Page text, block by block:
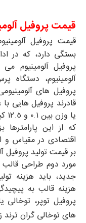
قیمت پروفیل
قیمت پروفیل
بستگی دارد، که در
پروفیل آلومینیوم
آلومینیوم، دستگاه
پروفیل های
که از این پارامترها
اقتصادی در مقیاس و
بر قیمت تولید پروفیل
مورد دوم طراحی
جدید، باید هزینه
هزینه قالب به
پروفیل توپر،
های توخالی گران ترند